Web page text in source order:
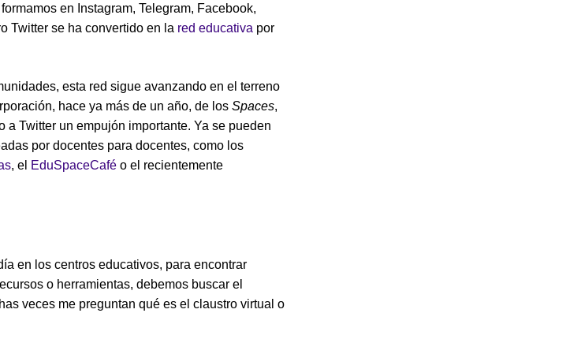
en Instagram, Telegram, Facebook,
Twitter se ha convertido en la red educativa por
esta red sigue avanzando en el terreno
hace ya más de un año, de los Spaces,
a Twitter un empujón importante. Ya se pueden
por docentes para docentes, como los
, el EduSpaceCafé o el recientemente
en los centros educativos, para encontrar
o herramientas, debemos buscar el
veces me preguntan qué es el claustro virtual o